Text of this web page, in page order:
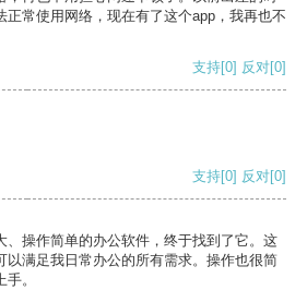
正常使用网络，现在有了这个app，我再也不
支持[0] 反对[0]
支持[0] 反对[0]
、操作简单的办公软件，终于找到了它。这
以满足我日常办公的所有需求。操作也很简
。